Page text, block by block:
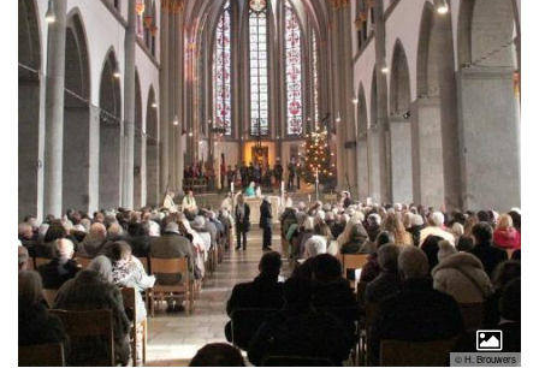
© H. Brouwers